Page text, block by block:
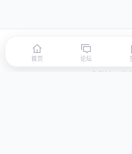
首页 签到
© 2026 LLBBS 乐乐论坛 · 独
首页 论坛